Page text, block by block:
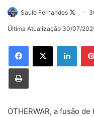
Saulo Fernandes
Follow
Última Atualização 30/07/
Imprimir
OTHERWAR, a fusão